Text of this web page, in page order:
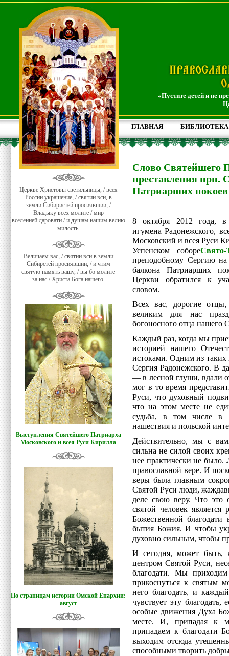
«Пустите детей и не
ГЛАВНАЯ БИБЛИОТЕКА
Церкве Христовы светильницы, / всея
России украшение, / святии вси, в
земли Сибиристей просиявшии, /
Владыку всех молите / мир
вселенней даровати / и душам нашим велию
милость.
Величаем вас, / святии вси в земли
Сибирстей просиявшии, / и чтим
святую память вашу, / вы бо молите
за нас / Христа Бога нашего.
Выступления Святейшего Патриарха
Московского и всея Руси Кирилла
По страницам истории Омской Епархии:
август
Слово Святейшего
преставления прп.
Патриарших
8 октября 2012 года, в
игумена Радонежского,
Московский и всея Руси
Успенском соборе
преподобному Сергию
балкона Патриарших
Церкви обратился к
словом.
Всех вас, дорогие
великим для нас
богоносного отца нашего
Каждый раз, когда мы
историей нашего
истоками. Одним из таких
Сергия Радонежского. В
— в лесной глуши, вдали
мог в то время
Руси, что духовный
что на этом месте не
судьба, в том числе в
нашествия и польской
Действительно, мы с
сильна не силой своих
нее практически не было.
православной вере. И
веры была главным
Святой Руси люди,
деле свою веру. Что это
святой человек
Божественной благодати
бытия Божия. И чтобы
духовно сильным, чтобы
И сегодня, может быть,
центром Святой Руси,
благодати. Мы
прикоснуться к святым
него благодать, и
чувствует эту
особые движения Духа
месте. И, припадая к
припадаем к благодати
выходим отсюда
способными творить